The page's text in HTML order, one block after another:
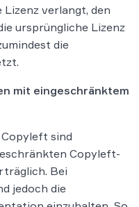
Lizenz verlangt, den
ursprüngliche Lizenz
die
mit eingeschränktem
sind
Copyleft-
Bei
jedoch die